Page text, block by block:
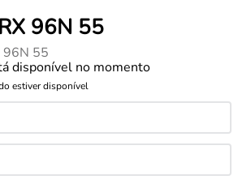
96N 55
55
disponível no momento
estiver disponível